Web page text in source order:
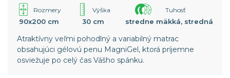
Rozmery
90x200 cm
Výška
30 cm
Tuhosť
stredne mäkká, stredná
Atraktívny veľmi pohodlný a variabilný matrac
obsahujúci gélovú penu MagniGel, ktorá príjemne
osviežuje po celý čas Vášho spánku.